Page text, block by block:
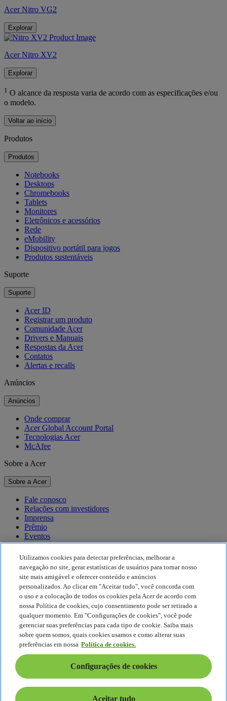
Acer Nitro VG2
Explorar
Acer Nitro XV2
Explorar
1 O alcance da resposta varia de acordo com as especificações e/ou
o modelo.
Voltar ao início
Produtos
Produtos
Notebooks
Desktops
Chromebooks
Tablets
Monitores
Eletrônicos e acessórios
Rede
eMobility
Dispositivo portátil para jogos
Produtos sustentáveis
Suporte
Suporte
Acer ID
Registrar um produto
Comunidade Acer
Drivers e Manuais
Respostas da Acer
Contatos
Alertas e recalls
Anúncios
Anúncios
Onde comprar
Acer Global Account Portal
Tecnologias Acer
McAfee
Sobre a Acer
Sobre a Acer
Fale conosco
Relações com investidores
Imprensa
Prêmio
Eventos
Sustentabilidade
Sustentabilidade
Responsabilidade social corporativa
Pegada de carbono do produto
Project Humanity
Earthion
Política de Privacidade
Política de Cookies
Aviso legal
Informações legais adicionais
Política de acessibilidade
Configurações de cookies
Brasil - Português
Utilizamos cookies para detectar preferências, melhorar a
navegação no site, gerar estatísticas de usuários para tornar nosso
site mais amigável e oferecer conteúdo e anúncios
personalizados. Ao clicar em "Aceitar tudo", você concorda com
o uso e a colocação de todos os cookies pela Acer de acordo com
nossa Política de cookies, cujo consentimento pode ser retirado a
qualquer momento. Em "Configurações de cookies", você pode
gerenciar suas preferências para cada tipo de cookie. Saiba mais
sobre quem somos, quais cookies usamos e como alterar suas
preferências em nossa Política de cookies.
Configurações de cookies
Aceitar tudo